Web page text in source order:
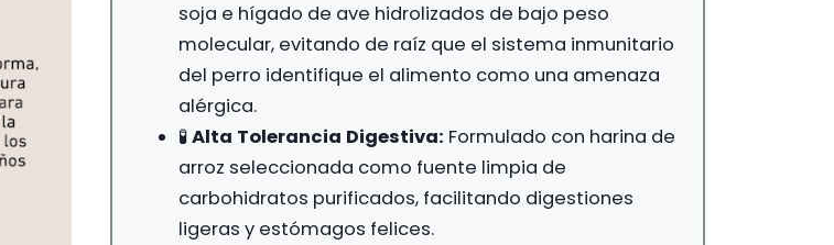
soja e hígado de ave hidrolizados de bajo peso
molecular, evitando de raíz que el sistema inmunitario
del perro identifique el alimento como una amenaza
alérgica.
🧪Alta Tolerancia Digestiva: Formulado con harina de
arroz seleccionada como fuente limpia de
carbohidratos purificados, facilitando digestiones
ligeras y estómagos felices.